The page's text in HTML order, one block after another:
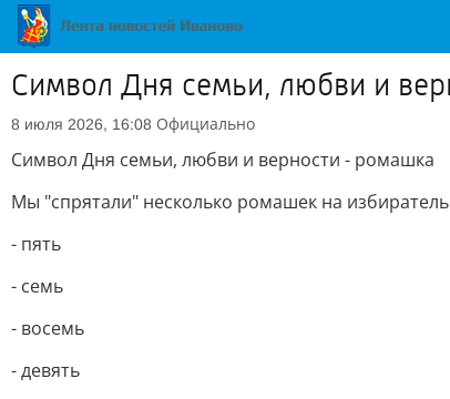
Символ Дня семьи, любви и
8 июля 2026, 16:08 Официально
Символ Дня семьи, любви и верности - ромашка
Мы "спрятали" несколько ромашек на
- пять
- семь
- восемь
- девять